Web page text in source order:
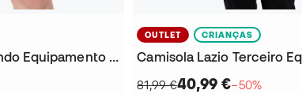
Calções Lazio Segundo Equipamento 2025-2026 Criança
OUTLET CRIANÇAS
81,99 €40,99 €−50%